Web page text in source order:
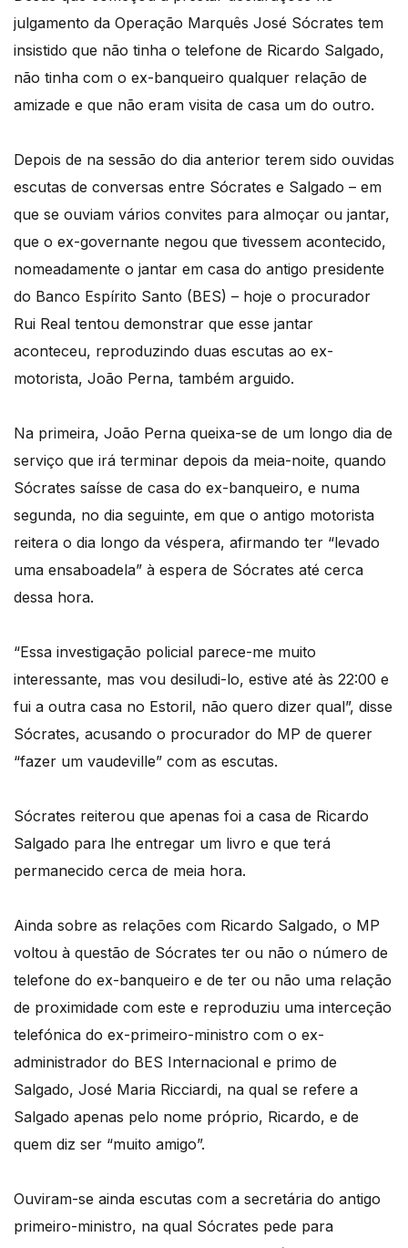
julgamento da Operação Marquês José Sócrates tem
insistido que não tinha o telefone de Ricardo Salgado,
não tinha com o ex-banqueiro qualquer relação de
amizade e que não eram visita de casa um do outro.
Depois de na sessão do dia anterior terem sido ouvidas
escutas de conversas entre Sócrates e Salgado – em
que se ouviam vários convites para almoçar ou jantar,
que o ex-governante negou que tivessem acontecido,
nomeadamente o jantar em casa do antigo presidente
do Banco Espírito Santo (BES) – hoje o procurador
Rui Real tentou demonstrar que esse jantar
aconteceu, reproduzindo duas escutas ao ex-
motorista, João Perna, também arguido.
Na primeira, João Perna queixa-se de um longo dia de
serviço que irá terminar depois da meia-noite, quando
Sócrates saísse de casa do ex-banqueiro, e numa
segunda, no dia seguinte, em que o antigo motorista
reitera o dia longo da véspera, afirmando ter “levado
uma ensaboadela” à espera de Sócrates até cerca
dessa hora.
“Essa investigação policial parece-me muito
interessante, mas vou desiludi-lo, estive até às 22:00 e
fui a outra casa no Estoril, não quero dizer qual”, disse
Sócrates, acusando o procurador do MP de querer
“fazer um vaudeville” com as escutas.
Sócrates reiterou que apenas foi a casa de Ricardo
Salgado para lhe entregar um livro e que terá
permanecido cerca de meia hora.
Ainda sobre as relações com Ricardo Salgado, o MP
voltou à questão de Sócrates ter ou não o número de
telefone do ex-banqueiro e de ter ou não uma relação
de proximidade com este e reproduziu uma interceção
telefónica do ex-primeiro-ministro com o ex-
administrador do BES Internacional e primo de
Salgado, José Maria Ricciardi, na qual se refere a
Salgado apenas pelo nome próprio, Ricardo, e de
quem diz ser “muito amigo”.
Ouviram-se ainda escutas com a secretária do antigo
primeiro-ministro, na qual Sócrates pede para